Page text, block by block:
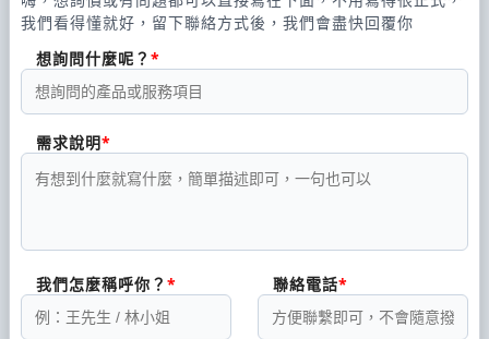
我們看得懂就好，留下聯絡方式後，我們會盡快回覆你
想詢問什麼呢？
需求說明
我們怎麼稱呼你？ 聯絡電話